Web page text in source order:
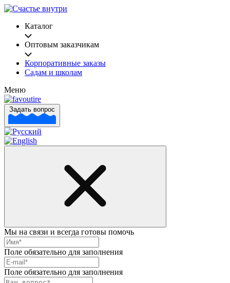
Каталог
Оптовым заказчикам
Корпоративные заказы
Садам и школам
Меню
Задать вопрос
Мы на связи и всегда готовы помочь
Поле обязательно для заполнения
Поле обязательно для заполнения